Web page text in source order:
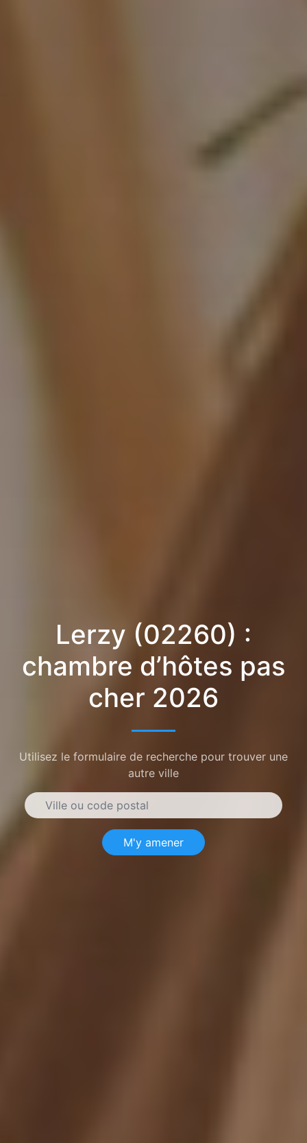
Lerzy (02260) :
chambre d’hôtes pas
cher 2026
Utilisez le formulaire de recherche pour trouver une
autre ville
M'y amener